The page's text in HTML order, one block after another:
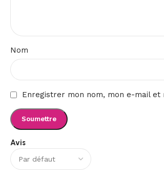
Avis
Nom
Enregistrer mon nom, mon e-mail